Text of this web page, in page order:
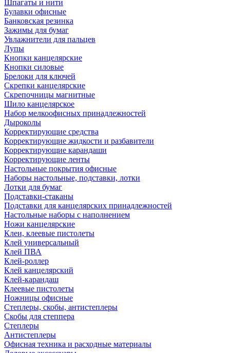
Шпагаты и нити
Булавки офисные
Банковская резинка
Зажимы для бумаг
Увлажнители для пальцев
Лупы
Кнопки канцелярские
Кнопки силовые
Брелоки для ключей
Скрепки канцелярские
Скрепочницы магнитные
Шило канцелярское
Набор мелкоофисных принадлежностей
Дыроколы
Корректирующие средства
Корректирующие жидкости и разбавители
Корректирующие карандаши
Корректирующие ленты
Настольные покрытия офисные
Наборы настольные, подставки, лотки
Лотки для бумаг
Подставки-стаканы
Подставки для канцелярских принадлежностей
Настольные наборы с наполнением
Ножи канцелярские
Клеи, клеевые пистолеты
Клей универсальный
Клей ПВА
Клей-роллер
Клей канцелярский
Клей-карандаш
Клеевые пистолеты
Ножницы офисные
Степлеры, скобы, антистеплеры
Скобы для степпера
Степлеры
Антистеплеры
Офисная техника и расходные материалы